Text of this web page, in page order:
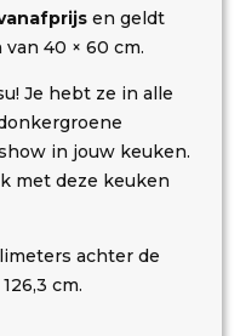
en geldt
40 × 60 cm.
Je hebt ze in alle
in jouw keuken.
met deze keuken
achter de
cm.